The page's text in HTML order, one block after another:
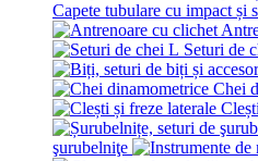
Capete tubulare cu impact și
Seturi de
Chei
şurubelniţe